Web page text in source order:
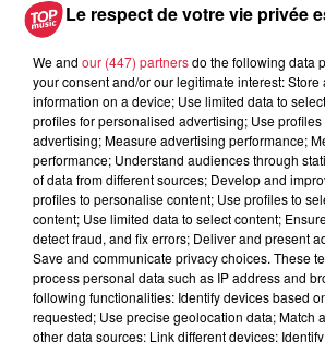
Organisateur
Tarif Gratuit
Et oui cela fait déjà 10 ans que Perle est
paysage alsacien. C'est à la Fête du
l'été 2009 qu'a été percé le premier fût
Le respect de votre vie privée
We and our (447) partnersdo the following data
your consent and/or our legitimate interest: Store
information on a device; Use limited data to
profiles for personalised advertising; Use
advertising; Measure advertising performance;
performance; Understand audiences through
of data from different sources; Develop and
profiles to personalise content; Use profiles to
content; Use limited data to select content;
detect fraud, and fix errors; Deliver and present
Save and communicate privacy choices. These
process personal data such as IP address and
following functionalities: Identify devices based
requested; Use precise geolocation data; Match
other data sources; Link different devices;